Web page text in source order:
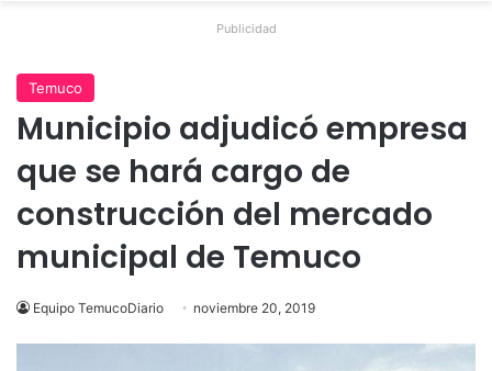
Publicidad
Temuco
Municipio adjudicó empresa
que se hará cargo de
construcción del mercado
municipal de Temuco
Equipo TemucoDiario noviembre 20, 2019